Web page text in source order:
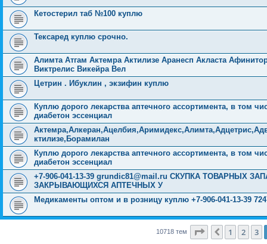
Кетостерил таб №100 куплю
Тексаред куплю срочно.
Алимта Атгам Актемра Актилизе Аранесп Акласта
Виктрелис Викейра Вел
Цетрин . Ибуклин , экзифин куплю
Куплю дорого лекарства аптечного ассортимента, в том
диабетон эссенциал
ктилизе,Борамилан
Куплю дорого лекарства аптечного ассортимента, в том
диабетон эссенциал
+7-906-041-13-39 grundic81@mail.ru СКУПКА ТОВАРНЫХ
ЗАКРЫВАЮЩИХСЯ АПТЕЧНЫХ У
Медикаменты оптом и в розницу куплю +7-906-041-13-39
10718 тем Страница4 из
Пред.
1 2 3